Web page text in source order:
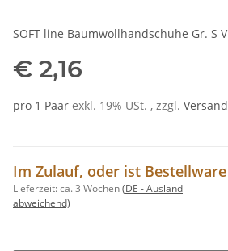
SOFT line Baumwollhandschuhe Gr. S
€ 2,16
pro 1 Paar exkl. 19% USt. , zzgl. Versand
Im Zulauf, oder ist Bestellware
Lieferzeit:ca. 3 Wochen(DE - Ausland
abweichend)